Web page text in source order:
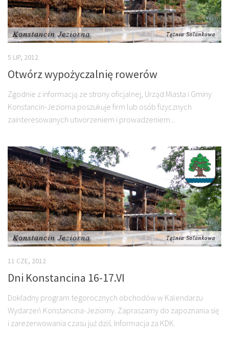
5 LIP, 2012
Otwórz wypożyczalnię rowerów
Zgodnie z informacją ze strony oficjalnej, Urząd Miasta i Gminy
Konstancin-Jeziorna poszukuje firm lub osób fizycznych
zainteresowanych utworzeniem i prowadzeniem...
11 CZE, 2012
Dni Konstancina 16-17.VI
Dokładny program tegorocznych obchodów w Kalendarzu
Wydarzeń Konstancina-Jeziorny. Zapraszamy do zapoznania się
i zarezerwowania czasu już dziś. Informacja za KDK.